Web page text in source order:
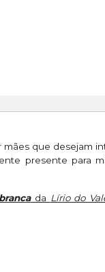
que desejam
presente para
da Lírio do